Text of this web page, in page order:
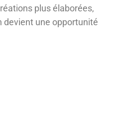
plus élaborées,
devient une opportunité